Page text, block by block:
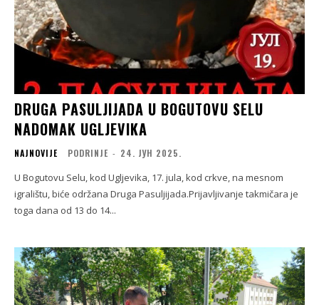
DRUGA PASULJIJADA U BOGUTOVU SELU
NADOMAK UGLJEVIKA
NAJNOVIJE PODRINJE - 24. ЈУН 2025.
U Bogutovu Selu, kod Ugljevika, 17. jula, kod crkve, na mesnom
igralištu, biće održana Druga Pasuljijada.Prijavljivanje takmičara je
toga dana od 13 do 14...